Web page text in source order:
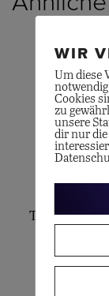
Tahiti-
WIR
Um diese
Cookies
zu
unsere
dir nur die